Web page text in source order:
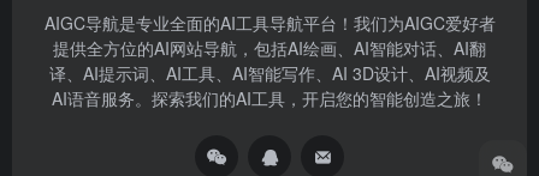
AIGC导航是专业全面的AI工具导航平台！我们为AIGC爱好者
提供全方位的AI网站导航，包括AI绘画、AI智能对话、AI翻
译、AI提示词、AI工具、AI智能写作、AI 3D设计、AI视频及
AI语音服务。探索我们的AI工具，开启您的智能创造之旅！